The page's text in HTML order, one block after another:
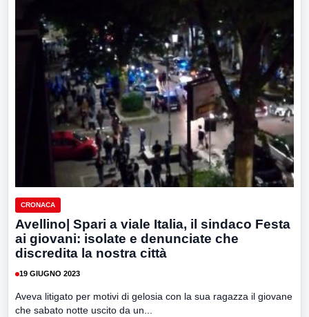
CRONACA
Avellino| Spari a viale Italia, il sindaco Festa
ai giovani: isolate e denunciate che
discredita la nostra città
19 GIUGNO 2023
Aveva litigato per motivi di gelosia con la sua ragazza il giovane
che sabato notte uscito da un...